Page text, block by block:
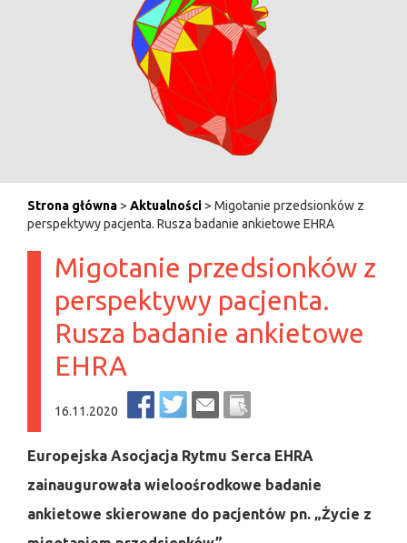
Strona główna> Aktualności> Migotanie przedsionków z
perspektywy pacjenta. Rusza badanie ankietowe EHRA
Migotanie przedsionków z
perspektywy pacjenta.
Rusza badanie ankietowe
EHRA
16.11.2020
Europejska Asocjacja Rytmu Serca EHRA
zainaugurowała wieloośrodkowe badanie
ankietowe skierowane do pacjentów pn. „Życie z